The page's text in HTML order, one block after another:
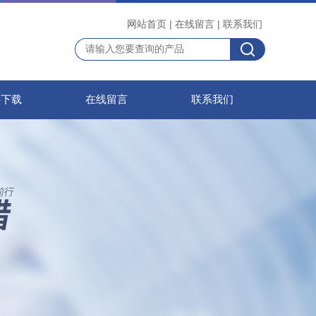
网站首页 | 在线留言 | 联系我们
载 在线留言 联系我们